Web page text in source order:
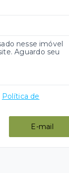
Política de
E-mail